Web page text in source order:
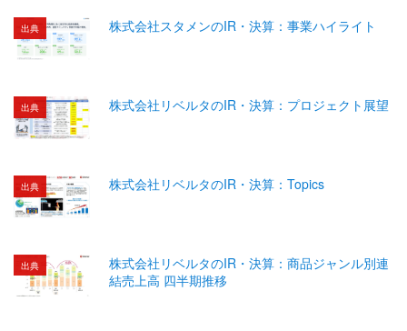
出典 株式会社スタメンのIR・決算：事業ハイライト
出典 株式会社リベルタのIR・決算：プロジェクト展望
出典 株式会社リベルタのIR・決算：Topics
出典
株式会社リベルタのIR・決算：商品ジャンル別連
結売上高 四半期推移